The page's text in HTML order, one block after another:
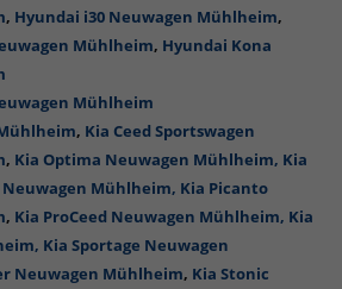
, Hyundai i30 Neuwagen Mühlheim,
Mühlheim, Hyundai Kona
Mühlheim
, Kia Ceed Sportswagen
, Kia Optima Neuwagen Mühlheim, Kia
Mühlheim, Kia Picanto
, Kia ProCeed Neuwagen Mühlheim, Kia
Kia Sportage Neuwagen
Neuwagen Mühlheim, Kia Stonic